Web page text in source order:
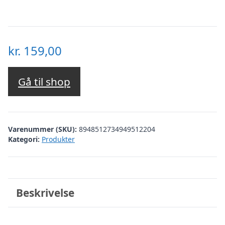
kr. 159,00
Gå til shop
Varenummer (SKU): 8948512734949512204
Kategori: Produkter
Beskrivelse